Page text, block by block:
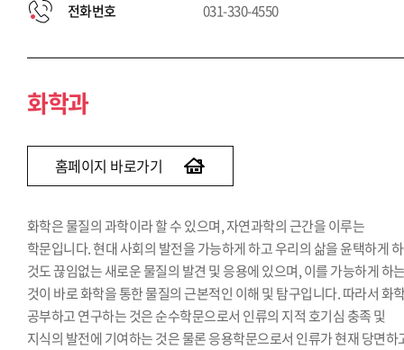
전화번호 031-330-4550
화학과
홈페이지 바로가기
화학은 물질의 과학이라 할 수 있으며, 자연과학의 근간을 이루는
학문입니다. 현대 사회의 발전을 가능하게 하고 우리의 삶을 윤택하게
것도 끊임없는 새로운 물질의 발견 및 응용에 있으며, 이를 가능하게 하
것이 바로 화학을 통한 물질의 근본적인 이해 및 탐구입니다. 따라서 화
공부하고 연구하는 것은 순수학문으로서 인류의 지적 호기심 충족 및
지식의 발전에 기여하는 것은 물론 응용학문으로서 인류가 현재 당면하